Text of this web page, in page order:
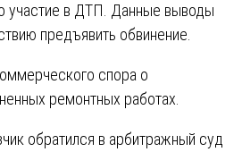
участие в ДТП. Данные выводы
предъявить обвинение.
спора о
ремонтных работах.
обратился в арбитражный суд